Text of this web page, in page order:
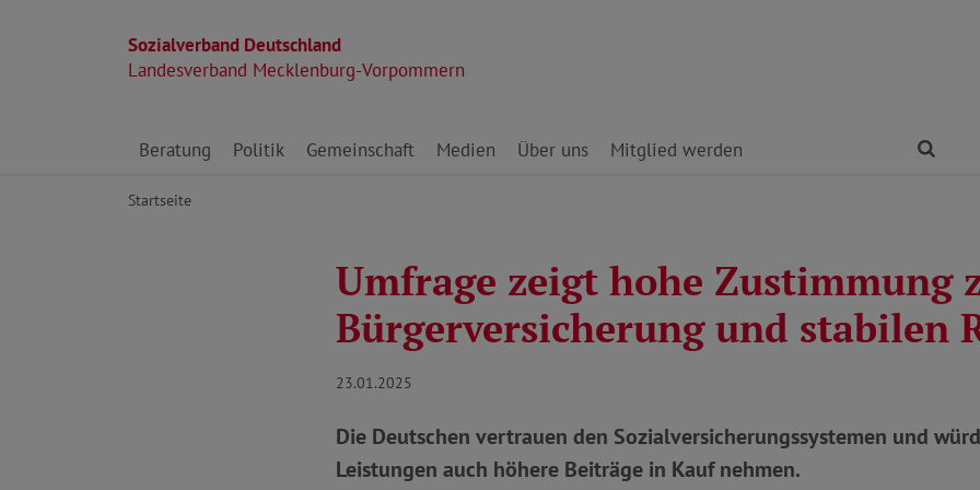
Sozialverband Deutschland
Landesverband Mecklenburg-Vorpommern
Direkt zu den Inhalten springen
Beratung Politik Gemeinschaft Medien Über uns Mitglied werden
Startseite
Umfrage zeigt hohe Zustimmung
Bürgerversicherung und stabilen
23.01.2025
Die Deutschen vertrauen den Sozialversicherungssystemen und
Leistungen auch höhere Beiträge in Kauf nehmen.